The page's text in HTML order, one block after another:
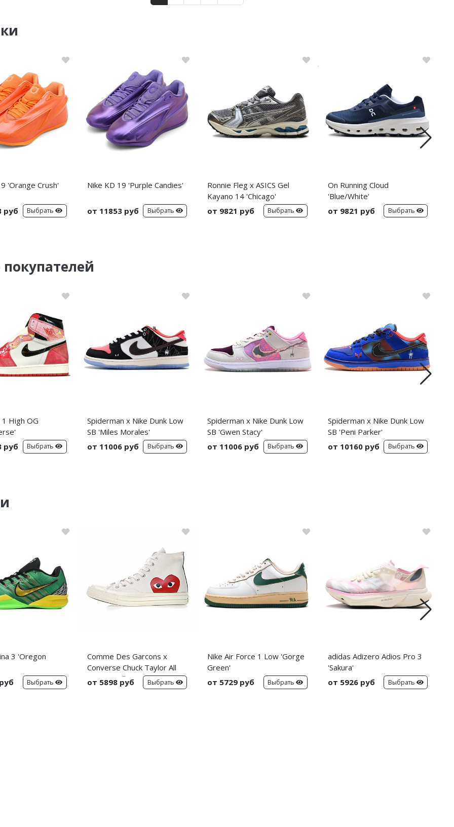
'Orange Crush'
руб Выбрать
Nike KD 19 'Purple Candies'
от 11853 руб Выбрать
Ronnie Fleg x ASICS Gel
Kayano 14 'Chicago'
от 9821 руб
Выбрать
On Running Cloud
'Blue/White'
от 9821 руб
Выбрать
1 High OG
руб
Выбрать
Spiderman x Nike Dunk Low
SB 'Miles Morales'
от 11006 руб
Выбрать
Spiderman x Nike Dunk Low
SB 'Gwen Stacy'
от 11006 руб
Выбрать
Spiderman x Nike Dunk Low
SB 'Peni Parker'
от 10160 руб
Выбрать
3 'Oregon
Выбрать
Comme Des Garcons x
Converse Chuck Taylor All
Star Hi 'Milk'
от 5898 руб Выбрать
Nike Air Force 1 Low 'Gorge
Green'
от 5729 руб
Выбрать
adidas Adizero Adios Pro 3
'Sakura'
от 5926 руб
Выбрать